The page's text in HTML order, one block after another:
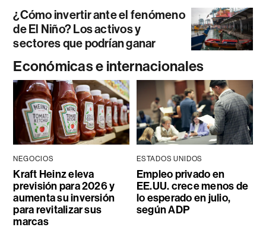
¿Cómo invertir ante el fenómeno
de El Niño? Los activos y
sectores que podrían ganar
Económicas e internacionales
NEGOCIOS
Kraft Heinz eleva
previsión para 2026 y
aumenta su inversión
para revitalizar sus
marcas
ESTADOS UNIDOS
Empleo privado en
EE.UU. crece menos de
lo esperado en julio,
según ADP